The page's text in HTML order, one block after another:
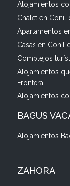
Alojamientos
Chalet en Conil
Apartamentos
Casas en Conil
Complejos
Alojamientos
Frontera
Alojamientos
BAGUS
Alojamientos
ZAHORA